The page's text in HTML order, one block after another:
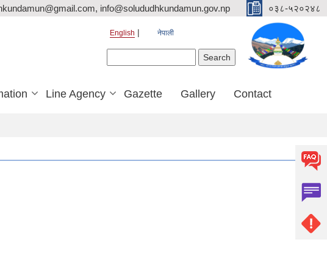
info@solududhkundamun.gov.np ०३८-५२०२४८
English नेपाली
Line Agency Gazette Gallery Contact